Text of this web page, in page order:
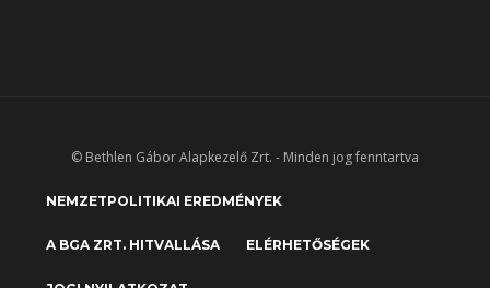
© Bethlen Gábor Alapkezelő Zrt. - Minden jog fenntartva
NEMZETPOLITIKAI EREDMÉNYEK
A BGA ZRT. HITVALLÁSA ELÉRHETŐSÉGEK